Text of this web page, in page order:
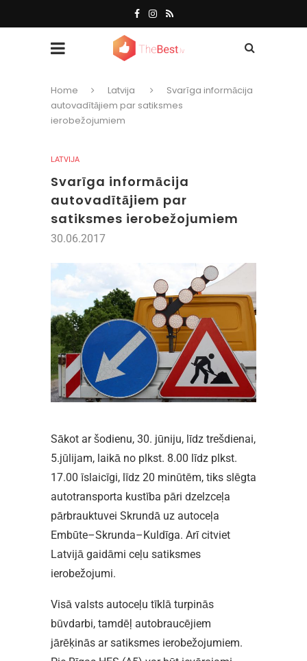
Home Latvija
Svarīga informācija
autovadītājiem par satiksmes
ierobežojumiem
LATVIJA
Svarīga informācija
autovadītājiem par
satiksmes ierobežojumiem
30.06.2017
Sākot ar šodienu, 30. jūniju, līdz trešdienai,
5.jūlijam, laikā no plkst. 8.00 līdz plkst.
17.00 īslaicīgi, līdz 20 minūtēm, tiks slēgta
autotransporta kustība pāri dzelzceļa
pārbrauktuvei Skrundā uz autoceļa
Embūte–Skrunda–Kuldīga. Arī citviet
Latvijā gaidāmi ceļu satiksmes
ierobežojumi.
Visā valsts autoceļu tīklā turpinās
būvdarbi, tamdēļ autobraucējiem
jārēķinās ar satiksmes ierobežojumiem.